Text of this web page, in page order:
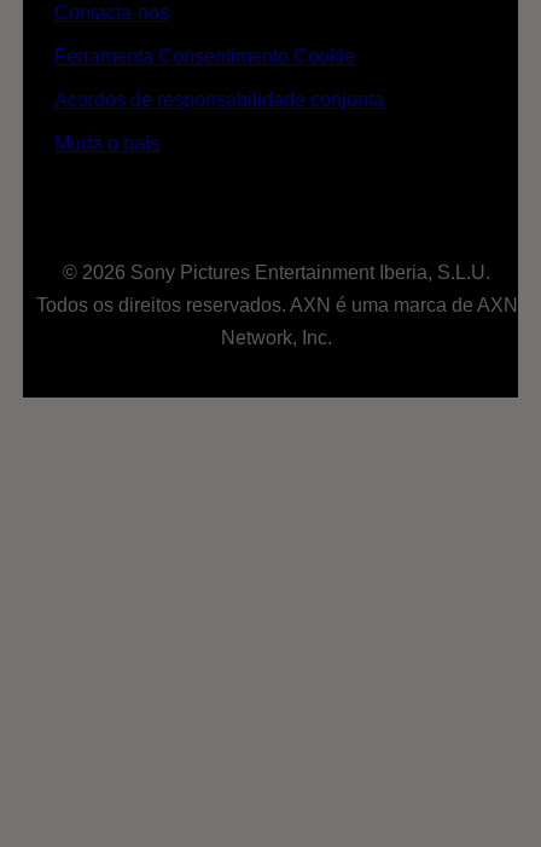
Contacta-nos
Ferramenta Consentimento Cookie
Acordos de responsabilidade conjunta
Muda o país
© 2026 Sony Pictures Entertainment Iberia, S.L.U.
Todos os direitos reservados. AXN é uma marca de AXN
Network, Inc.